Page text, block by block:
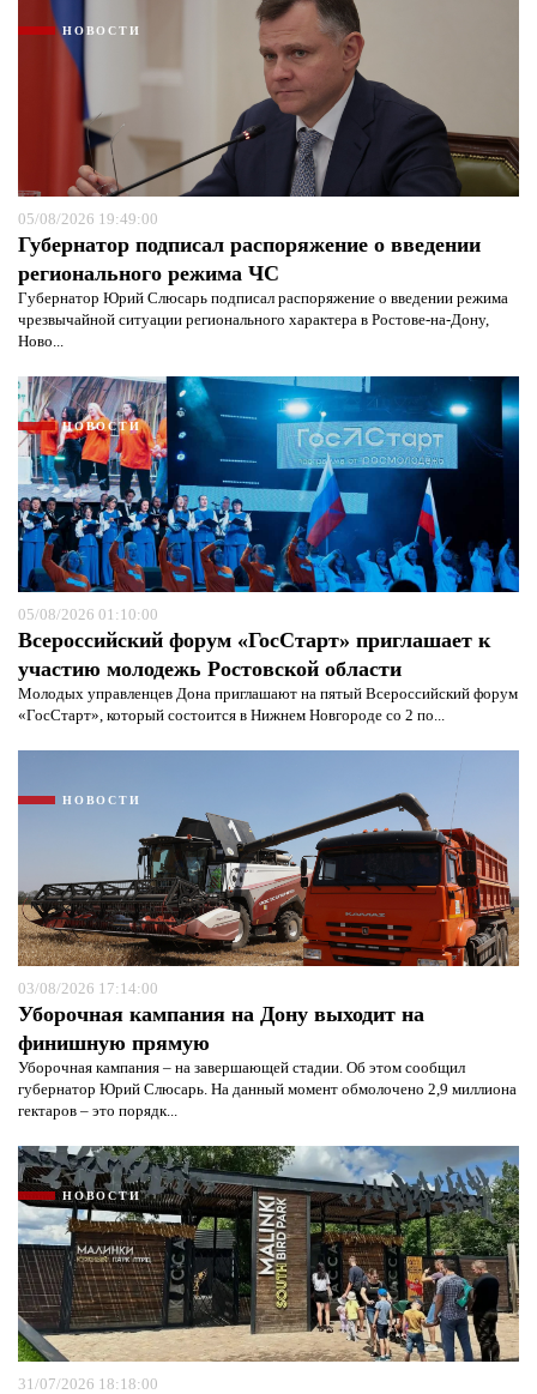
НОВОСТИ
05/08/2026 19:49:00
Губернатор подписал распоряжение о введении
регионального режима ЧС
Губернатор Юрий Слюсарь подписал распоряжение о введении режима
чрезвычайной ситуации регионального характера в Ростове-на-Дону,
Ново...
НОВОСТИ
05/08/2026 01:10:00
Всероссийский форум «ГосСтарт» приглашает к
участию молодежь Ростовской области
Молодых управленцев Дона приглашают на пятый Всероссийский форум
«ГосСтарт», который состоится в Нижнем Новгороде со 2 по...
НОВОСТИ
03/08/2026 17:14:00
Уборочная кампания на Дону выходит на
финишную прямую
Уборочная кампания – на завершающей стадии. Об этом сообщил
губернатор Юрий Слюсарь. На данный момент обмолочено 2,9 миллиона
гектаров – это порядк...
НОВОСТИ
31/07/2026 18:18:00
Я согласен с
политикой конфиденциальности и
защиты информации*политикой конфиденциальности и
защиты информации*